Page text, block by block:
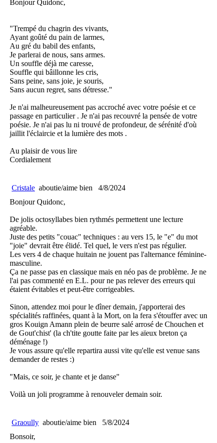
Bonjour Quidonc,
"Trempé du chagrin des vivants,
Ayant goûté du pain de larmes,
Au gré du babil des enfants,
Je parlerai de nous, sans armes.
Un souffle déjà me caresse,
Souffle qui bâillonne les cris,
Sans peine, sans joie, je souris,
Sans aucun regret, sans détresse."
Je n'ai malheureusement pas accroché avec votre poésie et ce
passage en particulier . Je n'ai pas recouvré la pensée de votre
poésie. Je n'ai pas lu ni trouvé de profondeur, de sérénité d'où
jaillit l'éclaircie et la lumière des mots .
Au plaisir de vous lire
Cordialement
Cristale aboutie/aime bien
4/8/2024
Bonjour Quidonc,
De jolis octosyllabes bien rythmés permettent une lecture
agréable.
Juste des petits "couac" techniques : au vers 15, le "e" du mot
"joie" devrait être élidé. Tel quel, le vers n'est pas régulier.
Les vers 4 de chaque huitain ne jouent pas l'alternance féminine-
masculine.
Ça ne passe pas en classique mais en néo pas de problème. Je ne
l'ai pas commenté en E.L. pour ne pas relever des erreurs qui
étaient évitables et peut-être corrigeables.
Sinon, attendez moi pour le dîner demain, j'apporterai des
spécialités raffinées, quant à la Mort, on la fera s'étouffer avec un
gros Kouign Amann plein de beurre salé arrosé de Chouchen et
de Gout'chist' (la ch'tite goutte faite par les aïeux breton ça
déménage !)
Je vous assure qu'elle repartira aussi vite qu'elle est venue sans
demander de restes :)
"Mais, ce soir, je chante et je danse"
Voilà un joli programme à renouveler demain soir.
Graoully aboutie/aime bien
5/8/2024
Bonsoir,